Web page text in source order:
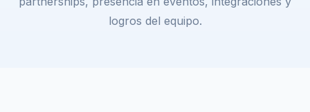
logros del equipo.